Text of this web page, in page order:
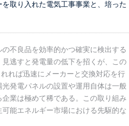
取り入れた電気工事事業と、培った
不良品を効率的かつ確実に検出する
逃すと発電量の低下を招くが、この
れば迅速にメーカーと交換対応を行
発電パネルの設置や運用自体は一般
業は極めて稀である。この取り組み
能エネルギー市場における先駆的な